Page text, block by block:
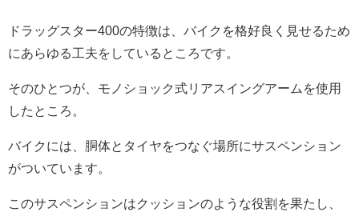
ドラッグスター400の特徴は、バイクを格好良く見せるため
にあらゆる工夫をしているところです。
そのひとつが、モノショック式リアスイングアームを使用
したところ。
バイクには、胴体とタイヤをつなぐ場所にサスペンション
がついています。
このサスペンションはクッションのような役割を果たし、